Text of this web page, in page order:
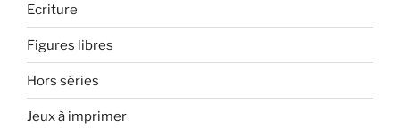
Ecriture
Figures libres
Hors séries
Jeux à imprimer